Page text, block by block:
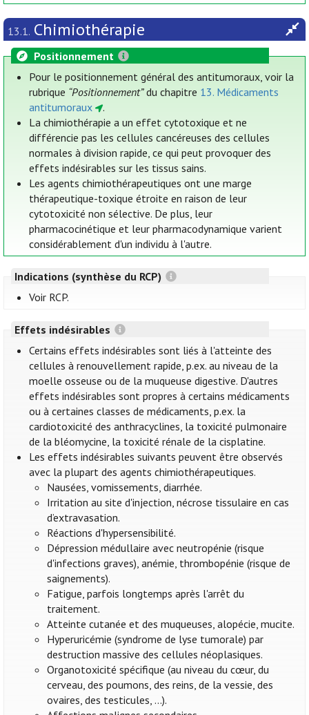
13.1. Chimiothérapie
Positionnement
Pour le positionnement général des antitumoraux, voir la
rubrique “Positionnement”du chapitre 13. Médicaments
antitumoraux
.
La chimiothérapie a un effet cytotoxique et ne
différencie pas les cellules cancéreuses des cellules
normales à division rapide, ce qui peut provoquer des
effets indésirables sur les tissus sains.
Les agents chimiothérapeutiques ont une marge
thérapeutique-toxique étroite en raison de leur
cytotoxicité non sélective. De plus, leur
pharmacocinétique et leur pharmacodynamique varient
considérablement d'un individu à l'autre.
Indications (synthèse du RCP)
Voir RCP.
Effets indésirables
Certains effets indésirables sont liés à l'atteinte des
cellules à renouvellement rapide, p.ex. au niveau de la
moelle osseuse ou de la muqueuse digestive. D'autres
effets indésirables sont propres à certains médicaments
ou à certaines classes de médicaments, p.ex. la
cardiotoxicité des anthracyclines, la toxicité pulmonaire
de la bléomycine, la toxicité rénale de la cisplatine.
Les effets indésirables suivants peuvent être observés
avec la plupart des agents chimiothérapeutiques.
Nausées, vomissements, diarrhée.
Irritation au site d'injection, nécrose tissulaire en cas
d’extravasation.
Réactions d'hypersensibilité.
Dépression médullaire avec neutropénie (risque
d'infections graves), anémie, thrombopénie (risque de
saignements).
Fatigue, parfois longtemps après l'arrêt du
traitement.
Atteinte cutanée et des muqueuses, alopécie, mucite.
Hyperuricémie (syndrome de lyse tumorale) par
destruction massive des cellules néoplasiques.
Organotoxicité spécifique (au niveau du cœur, du
cerveau, des poumons, des reins, de la vessie, des
ovaires, des testicules, ...).